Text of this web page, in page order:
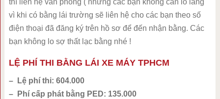
thì liên hệ văn phòng ( nhưng các bạn không cần lo lắng
vì khi có bằng lái trường sẽ liên hệ cho các bạn theo số
điện thoại đã đăng ký trên hồ sơ để đến nhận bằng. Các
bạn không lo sợ thất lạc bằng nhé !
LỆ PHÍ THI BẰNG LÁI XE MÁY TPHCM
– Lệ phí thi: 604.000
– Phí cấp phát bằng PED: 135.000